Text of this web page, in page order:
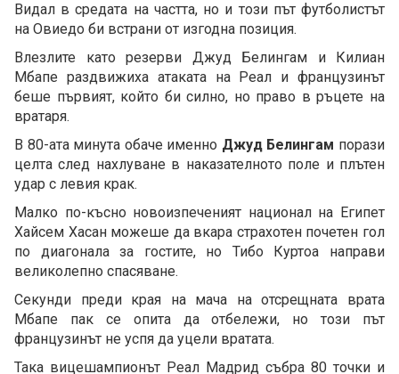
Видал в средата на частта, но и този път футболистът
на Овиедо би встрани от изгодна позиция.
Влезлите като резерви Джуд Белингам и Килиан
Мбапе раздвижиха атаката на Реал и французинът
беше първият, който би силно, но право в ръцете на
вратаря.
В 80-ата минута обаче именно Джуд Белингам порази
целта след нахлуване в наказателното поле и плътен
удар с левия крак.
Малко по-късно новоизпеченият национал на Египет
Хайсем Хасан можеше да вкара страхотен почетен гол
по диагонала за гостите, но Тибо Куртоа направи
великолепно спасяване.
Секунди преди края на мача на отсрещната врата
Мбапе пак се опита да отбележи, но този път
французинът не успя да уцели вратата.
Така вицешампионът Реал Мадрид събра 80 точки и